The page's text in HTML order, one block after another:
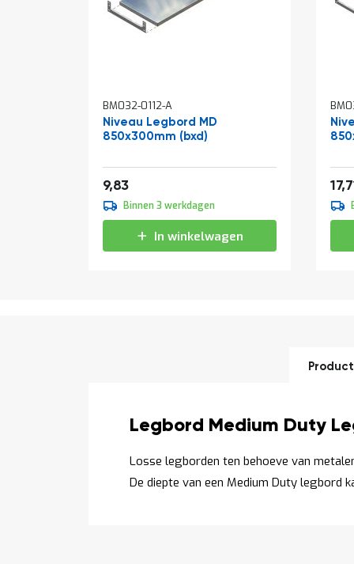
BM032-0112-A
Niveau Legbord MD
850x300mm (bxd)
Vanaf
9,83
Binnen 3 werkdagen
In winkelwagen
Productomschrijving
Legbord Medium Duty
Losse legborden ten behoeve van
De diepte van een Medium Duty legbord
worden opgebouwd; een legbord op